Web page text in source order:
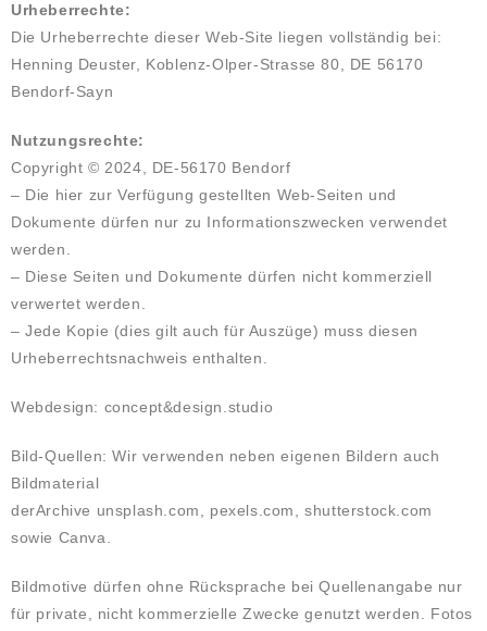
Urheberrechte:
Die Urheberrechte dieser Web-Site liegen vollständig bei:
Henning Deuster, Koblenz-Olper-Strasse 80, DE 56170
Bendorf-Sayn
Nutzungsrechte:
Copyright © 2024, DE-56170 Bendorf
– Die hier zur Verfügung gestellten Web-Seiten und
Dokumente dürfen nur zu Informationszwecken verwendet
werden.
– Diese Seiten und Dokumente dürfen nicht kommerziell
verwertet werden.
– Jede Kopie (dies gilt auch für Auszüge) muss diesen
Urheberrechtsnachweis enthalten.
Webdesign: concept&design.studio
Bild-Quellen: Wir verwenden neben eigenen Bildern auch
Bildmaterial
derArchive unsplash.com, pexels.com, shutterstock.com
sowie Canva.
Bildmotive dürfen ohne Rücksprache bei Quellenangabe nur
für private, nicht kommerzielle Zwecke genutzt werden. Fotos